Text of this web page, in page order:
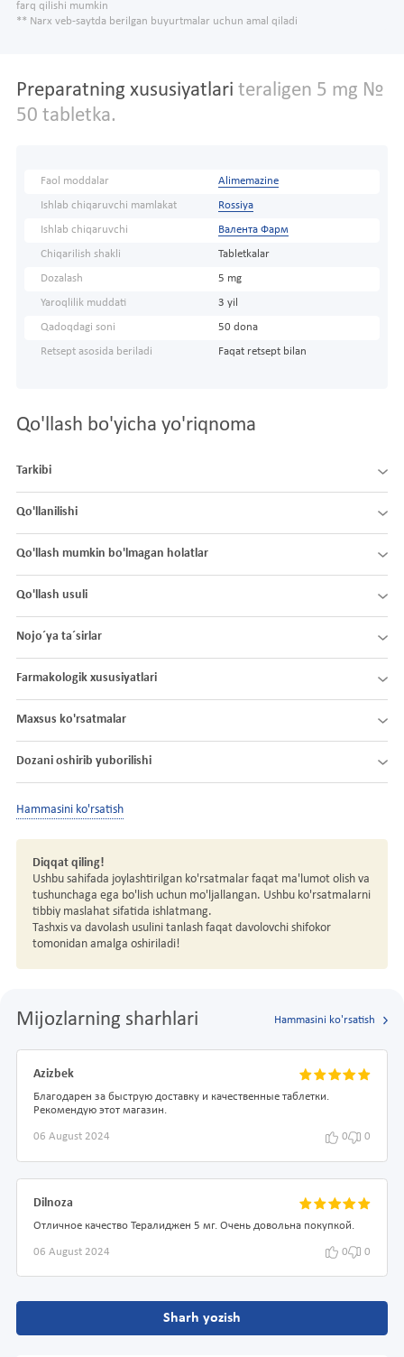
farq qilishi mumkin
** Narx veb-saytda berilgan buyurtmalar uchun amal qiladi
Preparatning xususiyatlari teraligen 5 mg №
50 tabletka.
Faol moddalar Alimemazine
Ishlab chiqaruvchi mamlakat Rossiya
Ishlab chiqaruvchi Валента Фарм
Chiqarilish shakli Tabletkalar
Dozalash 5 mg
Yaroqlilik muddati 3 yil
Qadoqdagi soni 50 dona
Retsept asosida beriladi Faqat retsept bilan
Qo'llash bo'yicha yo'riqnoma
Tarkibi
Qo'llanilishi
Qo'llash mumkin bo'lmagan holatlar
Qo'llash usuli
Nojo´ya ta´sirlar
Farmakologik xususiyatlari
Maxsus ko'rsatmalar
Dozani oshirib yuborilishi
Hammasini ko'rsatish
Diqqat qiling!
Ushbu sahifada joylashtirilgan ko'rsatmalar faqat ma'lumot olish va
tushunchaga ega bo'lish uchun mo'ljallangan. Ushbu ko'rsatmalarni
tibbiy maslahat sifatida ishlatmang.
Tashxis va davolash usulini tanlash faqat davolovchi shifokor
tomonidan amalga oshiriladi!
Mijozlarning sharhlari Hammasini ko'rsatish
Azizbek
Благодарен за быструю доставку и качественные таблетки.
Рекомендую этот магазин.
06 August 2024 0 0
Dilnoza
Отличное качество Тералиджен 5 мг. Очень довольна покупкой.
06 August 2024 0 0
Sharh yozish